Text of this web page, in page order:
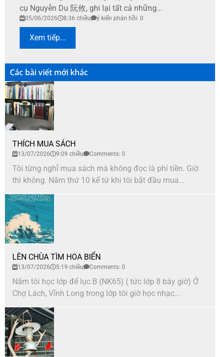
cụ Nguyễn Du 阮攸, ghi lại tất cả những...
05/06/2026 8:36 chiều ý kiến phản hồi: 0
Xem tiếp...
Các bài viết mới khác
THÍCH MUA SÁCH
13/07/2026 9:09 chiều Comments: 0
Tôi từng nghĩ mua sách mà không đọc là phí tiền. Giờ
thì không. Năm thứ 10 kể từ khi tôi bắt đầu mua...
LÊN CHÙA TÌM HOA BIỂN
13/07/2026 5:19 chiều Comments: 0
Năm tôi học lớp để lục B (NK65) ( tức lớp 8 bây giờ) Ở
Chợ Lách, Vĩnh Long trong lớp tôi giờ học nhạc...